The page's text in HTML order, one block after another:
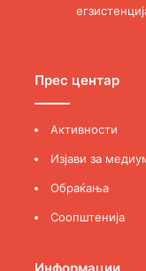
Прес центар
Активности
Изјави за
Обраќања
Соопштенија